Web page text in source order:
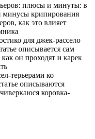
плюсы и минуты: в
минусы крипирования
как это влияет
для джек-рассело
описывается сам
он проходят и карек
терьерами ко
описываются
коровка-